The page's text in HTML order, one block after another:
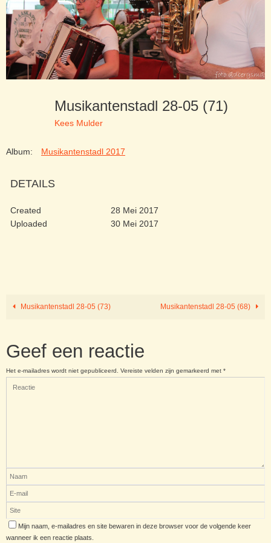
Musikantenstadl 28-05 (71)
Kees Mulder
Album: Musikantenstadl 2017
DETAILS
Created
28 Mei 2017
Uploaded
30 Mei 2017
Musikantenstadl 28-05 (73) Musikantenstadl 28-05 (68)
Geef een reactie
Het e-mailadres wordt niet gepubliceerd. Vereiste velden zijn gemarkeerd met *
Mijn naam, e-mailadres en site bewaren in deze browser voor de volgende keer
wanneer ik een reactie plaats.